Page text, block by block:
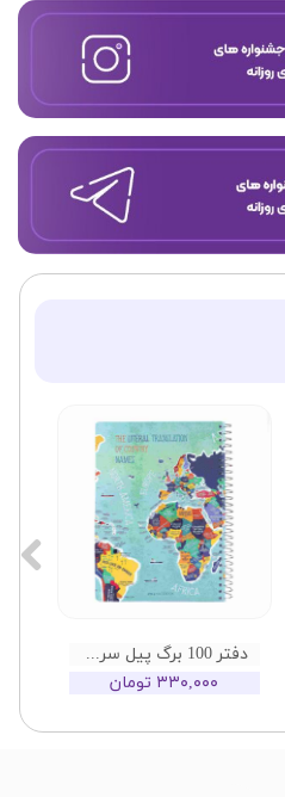
دفتر 100 برگ پیل سری جهان طرح 02
۳۳۰,۰۰۰ تومان